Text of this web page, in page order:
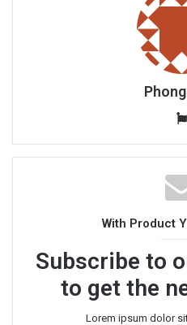
With Product
Subscribe to
to get the
Lorem ipsum dolor